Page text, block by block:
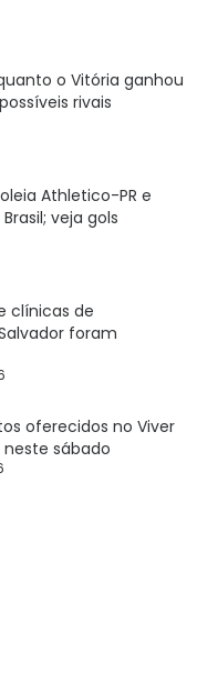
quanto o Vitória ganhou
rivais
Athletico-PR e
veja gols
clínicas de
foram
oferecidos no Viver
neste sábado